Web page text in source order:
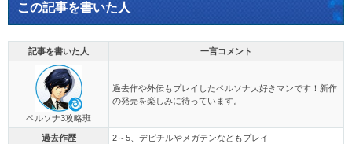
この記事を書いた人
記事を書いた人 一言コメント
ペルソナ3攻略班
過去作や外伝もプレイしたペルソナ大好きマンです！新作
の発売を楽しみに待っています。
過去作歴 2～5、デビチルやメガテンなどもプレイ